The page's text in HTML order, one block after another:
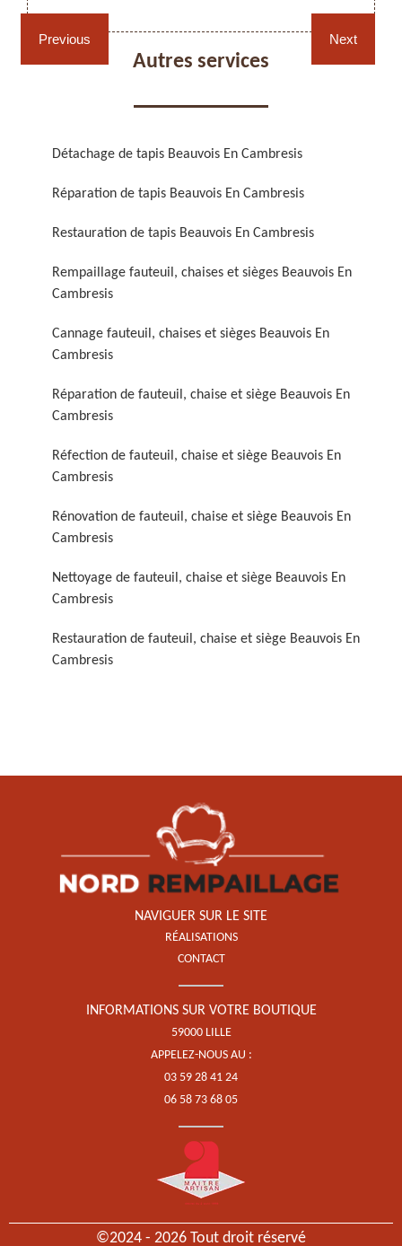
Réparation de fauteuil,
chaise et siège 59
Réfection de fauteuil,
Rénovation de fauteuil,
chaise et siège 59
Nettoyage de fauteuil,
chaise et siège 59
Previous Next
Autres services
Détachage de tapis Beauvois En Cambresis
Réparation de tapis Beauvois En Cambresis
Restauration de tapis Beauvois En Cambresis
Rempaillage fauteuil, chaises et sièges Beauvois En
Cambresis
Cannage fauteuil, chaises et sièges Beauvois En
Cambresis
Réparation de fauteuil, chaise et siège Beauvois En
Cambresis
Réfection de fauteuil, chaise et siège Beauvois En
Cambresis
Rénovation de fauteuil, chaise et siège Beauvois En
Cambresis
Nettoyage de fauteuil, chaise et siège Beauvois En
Cambresis
Restauration de fauteuil, chaise et siège Beauvois En
Cambresis
NAVIGUER SUR LE SITE
RÉALISATIONS
CONTACT
INFORMATIONS SUR VOTRE BOUTIQUE
59000 LILLE
APPELEZ-NOUS AU :
03 59 28 41 24
06 58 73 68 05
©2024 - 2026 Tout droit réservé